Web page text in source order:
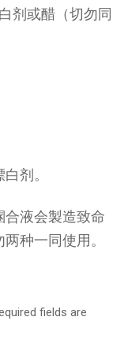
剂或醋（切勿同
剂。
液会製造致命
种一同使用。
fields are